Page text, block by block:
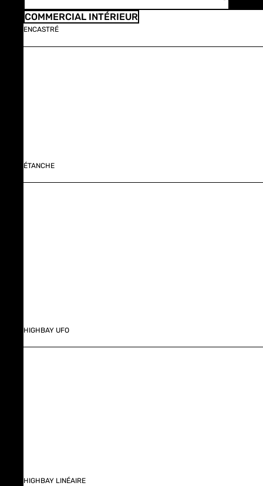
COMMERCIAL INTÉRIEUR
ENCASTRÉ
ÉTANCHE
HIGHBAY UFO
HIGHBAY LINÉAIRE